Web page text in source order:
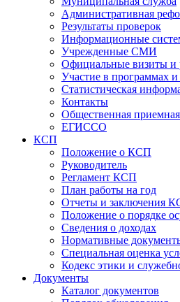
Административная
Результаты проверок
Информационные
Учрежденные СМИ
Официальные визиты и
Участие в программах
Статистическая
Контакты
Общественная приемная
ЕГИССО
КСП
Положение о КСП
Руководитель
Регламент КСП
План работы на год
Отчеты и заключения
Положение о порядке
Сведения о доходах
Нормативные
Специальная оценка
Кодекс этики и
Документы
Каталог документов